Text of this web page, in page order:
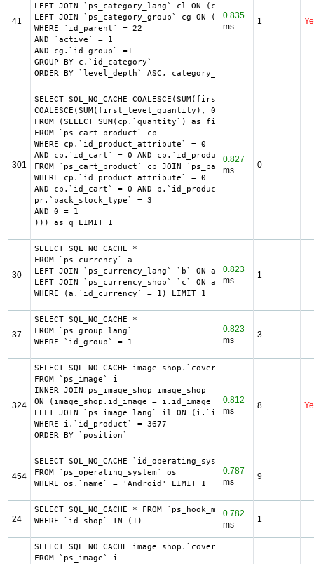
41
LEFT JOIN `ps_category_lang` cl ON (c.`id_category` =
LEFT JOIN `ps_category_group` cg ON (cg.`id_category`
WHERE `id_parent` = 22
AND `active` = 1
AND cg.`id_group` =1
GROUP BY c.`id_category`
ORDER BY `level_depth` ASC, category_shop.`position` ASC
0.835
ms
1
301
SELECT SQL_NO_CACHE
COALESCE(SUM(first_level_quantity), 0) as quantity
FROM (SELECT SUM(cp.`quantity`) as
FROM `ps_cart_product` cp
WHERE cp.`id_product_attribute` = 0
AND cp.`id_cart` = 0 AND cp.`id_product` = 1763
FROM `ps_cart_product` cp JOIN `ps_pack` p ON
WHERE cp.`id_product_attribute` = 0
AND cp.`id_cart` = 0 AND p.`id_product_item` = 1763
pr.`pack_stock_type` = 3
AND 0 = 1
))) as q LIMIT 1
0.827
ms
0
30
SELECT SQL_NO_CACHE *
FROM `ps_currency` a
LEFT JOIN `ps_currency_lang` `b` ON a.`id_currency` =
LEFT JOIN `ps_currency_shop` `c` ON a.`id_currency` =
WHERE (a.`id_currency` = 1) LIMIT 1
0.823
ms
1
37
SELECT SQL_NO_CACHE *
FROM `ps_group_lang`
WHERE `id_group` = 1
0.823
ms
3
324
SELECT SQL_NO_CACHE image_shop.`cover`,
FROM `ps_image` i
INNER JOIN ps_image_shop image_shop
ON (image_shop.id_image = i.id_image AND
LEFT JOIN `ps_image_lang` il ON (i.`id_image` =
WHERE i.`id_product` = 3677
ORDER BY `position`
0.812
ms
8
454
SELECT SQL_NO_CACHE `id_operating_system`
FROM `ps_operating_system` os
WHERE os.`name` = 'Android' LIMIT 1
0.787
ms
9
24
SELECT SQL_NO_CACHE * FROM `ps_hook_module_exceptions`
WHERE `id_shop` IN (1)
0.782
ms
1
SELECT SQL_NO_CACHE image_shop.`cover`,
FROM `ps_image` i